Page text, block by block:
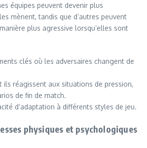
équipes peuvent devenir plus
mènent, tandis que d’autres peuvent
plus agressive lorsqu’elles sont
clés où les adversaires changent de
ils réagissent aux situations de pression,
de fin de match.
d’adaptation à différents styles de jeu.
physiques et psychologiques